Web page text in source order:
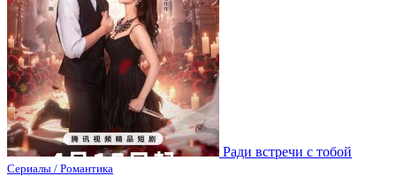
Ради встречи с тобой
Сериалы / Романтика